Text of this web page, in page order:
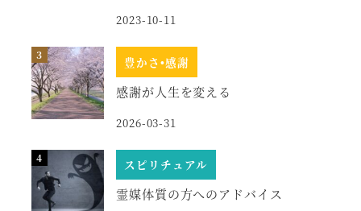
2023-10-11
豊かさ•感謝
感謝が人生を変える
2026-03-31
スピリチュアル
霊媒体質の方へのアドバイス